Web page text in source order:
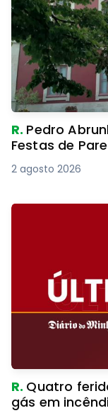
R. Pedro
Festas de
2 agosto 2026
R. Quatro
gás em